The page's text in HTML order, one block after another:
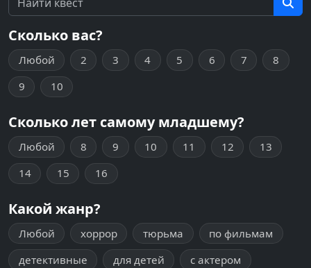
Сколько вас?
Любой 2 3 4 5 6 7
8
9
10
Сколько лет самому младшему?
Любой 8 9 10 11 12
13
14
15 16
Какой жанр?
Любой хоррор тюрьма
по фильмам
детективные
для детей
с актером